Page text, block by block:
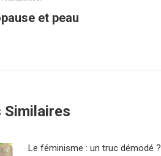
et peau
Le féminisme : un truc démodé ?